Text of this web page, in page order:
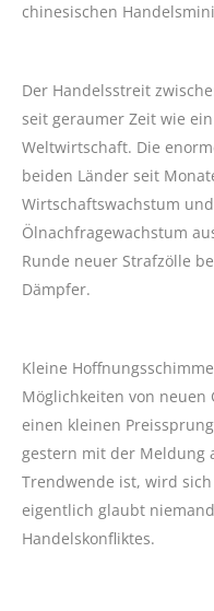
chinesischen
Der Handelsstreit
seit geraumer Zeit wie
Weltwirtschaft. Die
beiden Länder seit
Wirtschaftswachstum
Ölnachfragewachstum
Runde neuer Strafzölle
Dämpfer.
Kleine
Möglichkeiten von neuen
einen kleinen
gestern mit der Meldung
Trendwende ist, wird
eigentlich glaubt
Handelskonfliktes.